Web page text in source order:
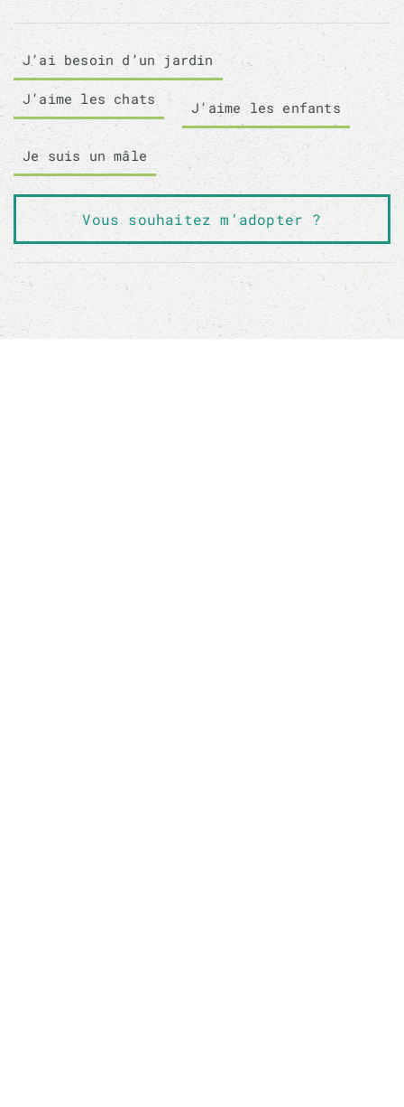
J’ai besoin d’un jardin
J’aime les chats J’aime les enfants
Je suis un mâle
Vous souhaitez m’adopter ?